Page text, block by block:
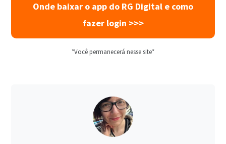
Onde baixar o app do RG Digital e como
fazer login >>>
*Você permanecerá nesse site*